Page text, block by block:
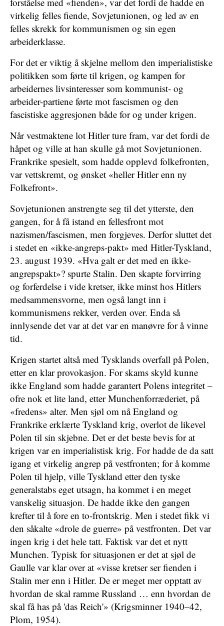
virkelig felles fiende, Sovjetunionen, og led av en
felles skrekk for kommunismen og sin egen
arbeiderklasse.
For det er viktig å skjelne mellom den imperialistiske
politikken som førte til krigen, og kampen for
arbeidernes livsinteresser som kommunist- og
arbeider-partiene førte mot fascismen og den
fascistiske aggresjonen både for og under krigen.
Når vestmaktene lot Hitler ture fram, var det fordi de
håpet og ville at han skulle gå mot Sovjetunionen.
Frankrike spesielt, som hadde opplevd folkefronten,
var vettskremt, og ønsket «heller Hitler enn ny
Folkefront».
Sovjetunionen anstrengte seg til det ytterste, den
gangen, for å få istand en fellesfront mot
nazismen/fascismen, men forgjeves. Derfor sluttet det
i stedet en «ikke-angreps-pakt» med Hitler-Tyskland,
23. august 1939. «Hva galt er det med en ikke-
angrepspakt»? spurte Stalin. Den skapte forvirring
og forferdelse i vide kretser, ikke minst hos Hitlers
medsammensvorne, men også langt inn i
kommunismens rekker, verden over. Enda så
innlysende det var at det var en manøvre for å vinne
tid.
Krigen startet altså med Tysklands overfall på Polen,
etter en klar provokasjon. For skams skyld kunne
ikke England som hadde garantert Polens integritet –
ofre nok et lite land, etter Munchenforræderiet, på
«fredens» alter. Men sjøl om nå England og
Frankrike erklærte Tyskland krig, overlot de likevel
Polen til sin skjebne. Det er det beste bevis for at
krigen var en imperialistisk krig. For hadde de da satt
igang et virkelig angrep på vestfronten; for å komme
Polen til hjelp, ville Tyskland etter den tyske
generalstabs eget utsagn, ha kommet i en meget
vanskelig situasjon. De hadde ikke den gangen
krefter til å fore en to-frontskrig. Men i stedet fikk vi
den såkalte «drole de guerre» på vestfronten. Det var
ingen krig i det hele tatt. Faktisk var det et nytt
Munchen. Typisk for situasjonen er det at sjøl de
Gaulle var klar over at «visse kretser ser fienden i
Stalin mer enn i Hitler. De er meget mer opptatt av
hvordan de skal ramme Russland … enn hvordan de
skal få has på 'das Reich'» (Krigsminner 1940–42,
Plom, 1954).